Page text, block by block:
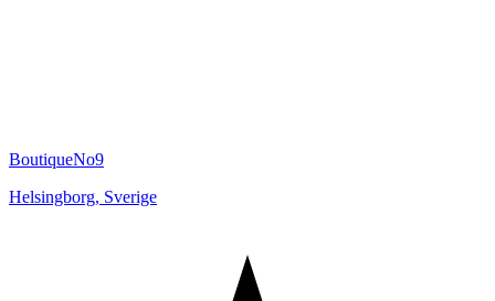
BoutiqueNo9
Helsingborg, Sverige